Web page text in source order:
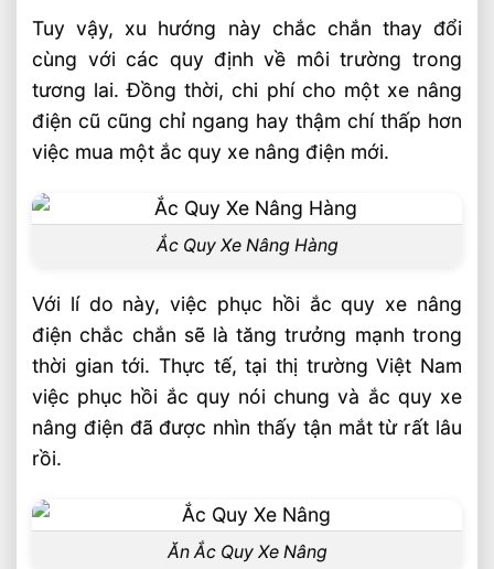
Tuy vậy, xu hướng này chắc chắn thay đổi
cùng với các quy định về môi trường trong
tương lai. Đồng thời, chi phí cho một xe nâng
điện cũ cũng chỉ ngang hay thậm chí thấp hơn
việc mua một ắc quy xe nâng điện mới.
Ắc Quy Xe Nâng Hàng
Với lí do này, việc phục hồi ắc quy xe nâng
điện chắc chắn sẽ là tăng trưởng mạnh trong
thời gian tới. Thực tế, tại thị trường Việt Nam
việc phục hồi ắc quy nói chung và ắc quy xe
nâng điện đã được nhìn thấy tận mắt từ rất lâu
rồi.
Ăn Ắc Quy Xe Nâng